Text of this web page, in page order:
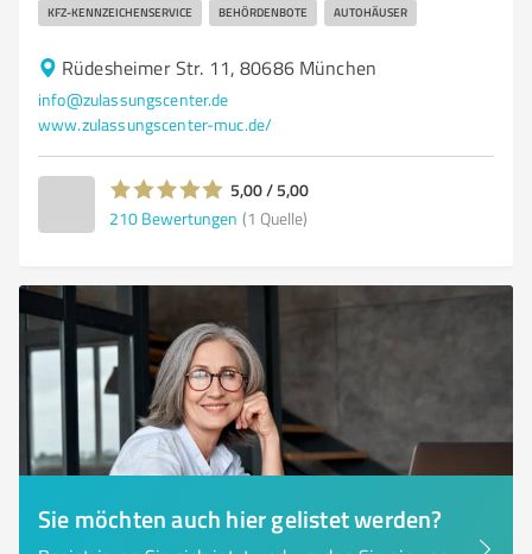
KFZ-KENNZEICHENSERVICE BEHÖRDENBOTE AUTOHÄUSER
Rüdesheimer Str. 11, 80686 München
info@zulassungscenter.de
www.zulassungscenter-muc.de/
5,00 / 5,00
210 Bewertungen (1 Quelle)
Sie möchten auch hier gelistet werden?